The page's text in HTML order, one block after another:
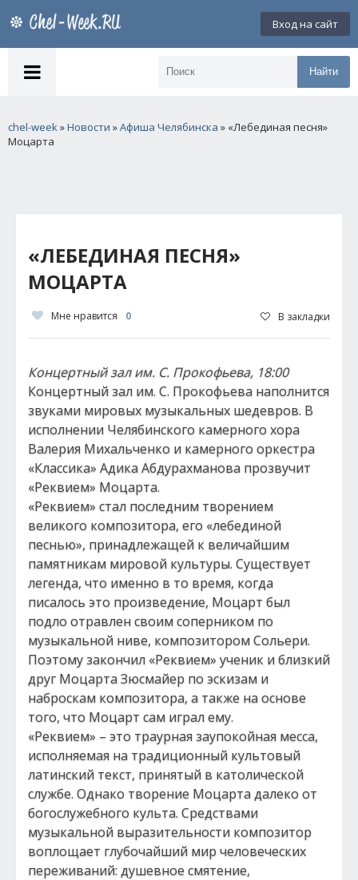
Вход на сайт
Найти
chel-week»Новости »Афиша Челябинска » «Лебединая песня»
Моцарта
«ЛЕБЕДИНАЯ ПЕСНЯ»
МОЦАРТА
Мне нравится 0 В закладки
Концертный зал им. С. Прокофьева, 18:00
Концертный зал им. С. Прокофьева наполнится
звуками мировых музыкальных шедевров. В
исполнении Челябинского камерного хора
Валерия Михальченко и камерного оркестра
«Классика» Адика Абдурахманова прозвучит
«Реквием» Моцарта.
«Реквием» стал последним творением
великого композитора, его «лебединой
песнью», принадлежащей к величайшим
памятникам мировой культуры. Существует
легенда, что именно в то время, когда
писалось это произведение, Моцарт был
подло отравлен своим соперником по
музыкальной ниве, композитором Сольери.
Поэтому закончил «Реквием» ученик и близкий
друг Моцарта Зюсмайер по эскизам и
наброскам композитора, а также на основе
того, что Моцарт сам играл ему.
«Реквием» – это траурная заупокойная месса,
исполняемая на традиционный культовый
латинский текст, принятый в католической
службе. Однако творение Моцарта далеко от
богослужебного культа. Средствами
музыкальной выразительности композитор
воплощает глубочайший мир человеческих
переживаний: душевное смятение,